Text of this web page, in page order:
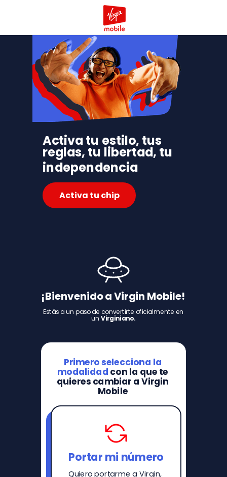
¡Bienvenido a Virgin Mobile!
Estás a un paso de convertirte oficialmente en
un Virginiano.
Primero selecciona la
modalidad con la que te
quieres cambiar a Virgin
Mobile
Portar mi número
Quiero portarme a Virgin,
Activa tu estilo, tus
reglas, tu libertad, tu
independencia
Activa tu chip